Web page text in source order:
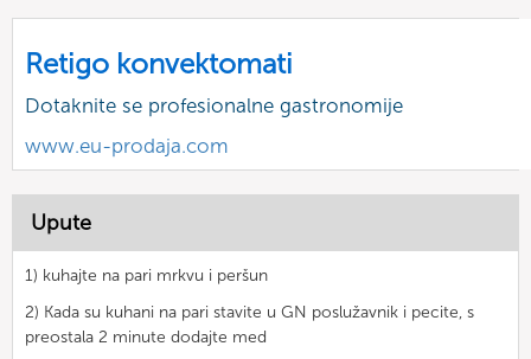
Retigo konvektomati
Dotaknite se profesionalne gastronomije
www.eu-prodaja.com
Upute
1) kuhajte na pari mrkvu i peršun
2) Kada su kuhani na pari stavite u GN poslužavnik i pecite, s
preostala 2 minute dodajte med